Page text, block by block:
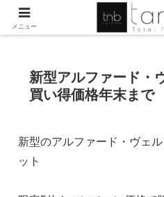
新型アルファード
買い得価格年末まで
新型のアルファード・ヴェ
ット
メニュー